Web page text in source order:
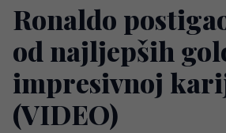
Ronaldo
od najljepših
impresivnoj
(VIDEO)